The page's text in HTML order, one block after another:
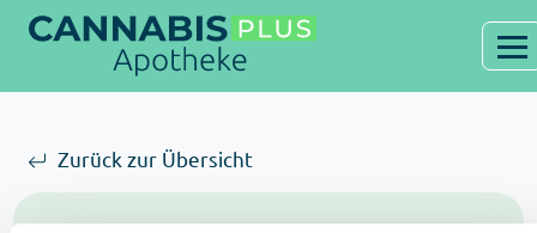
Zurück zur Übersicht